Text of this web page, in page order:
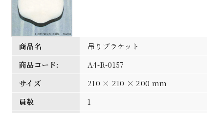
商品名
吊りブラケット
商品コード:
A4-R-0157
サイズ
210 × 210 × 200 mm
員数
1